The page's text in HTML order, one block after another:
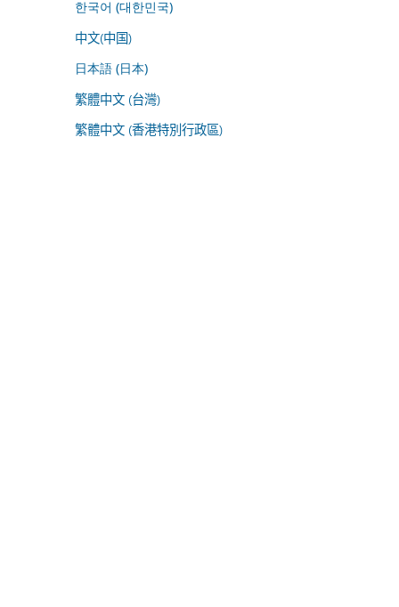
한국어 (대한민국)
中文(中国)
日本語 (日本)
繁體中文 (台灣)
繁體中文 (香港特別行政區)